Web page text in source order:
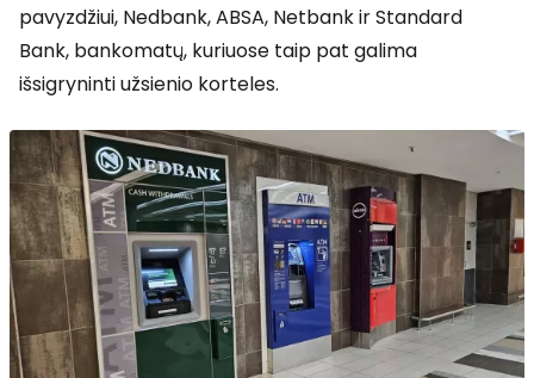
pavyzdžiui, Nedbank, ABSA, Netbank ir Standard
Bank, bankomatų, kuriuose taip pat galima
išsigryninti užsienio korteles.